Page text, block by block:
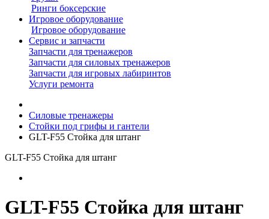
Ринги боксерские
Игровое оборудование
Игровое оборудование
Сервис и запчасти
Запчасти для тренажеров
Запчасти для силовых тренажеров
Запчасти для игровых лабиринтов
Услуги ремонта
Силовые тренажеры
Стойки под грифы и гантели
GLT-F55 Стойка для штанг
GLT-F55 Стойка для штанг
GLT-F55 Стойка для штанг